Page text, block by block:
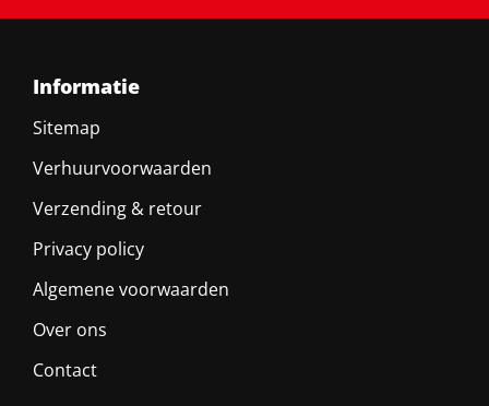
Informatie
Sitemap
Verhuurvoorwaarden
Verzending & retour
Privacy policy
Algemene voorwaarden
Over ons
Contact